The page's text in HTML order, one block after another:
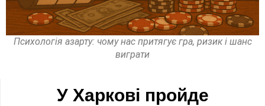
Психологія азарту: чому нас притягує гра, ризик і шанс
виграти
У Харкові пройде